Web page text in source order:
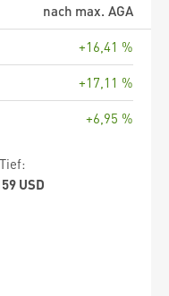
nach max. AGA
+16,41 %
+17,11 %
+6,95 %
USD